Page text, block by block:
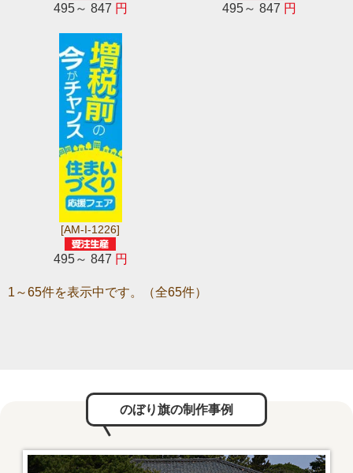
495～ 847 円 495～ 847 円
[AM-I-1226]
495～ 847 円
1～65件を表示中です。（全65件）
のぼり旗の制作事例